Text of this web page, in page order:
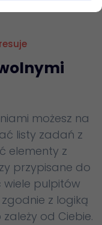
możesz na
listy zadań z
elementy z
przypisane do
wiele pulpitów
z logiką
od Ciebie.